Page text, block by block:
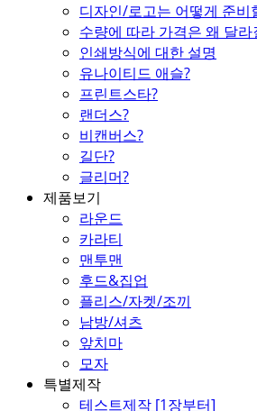
디자인/로고는 어떻게 준비
수량에 따라 가격은 왜 달라
인쇄방식에 대한 설명
유나이티드 애슬?
프린트스타?
랜더스?
비캔버스?
길단?
글리머?
제품보기
라운드
카라티
맨투맨
후드&집업
플리스/자켓/조끼
남방/셔츠
앞치마
모자
특별제작
테스트제작 [1장부터]